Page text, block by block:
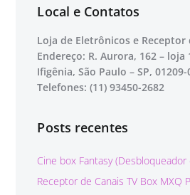
Local e Contatos
Loja de Eletrônicos e Receptor
Endereço: R. Aurora, 162 – loja
Ifigênia, São Paulo – SP, 01209-
Telefones: (11) 93450-2682
Posts recentes
Cine box Fantasy (Desbloqueador
Receptor de Canais TV Box MXQ